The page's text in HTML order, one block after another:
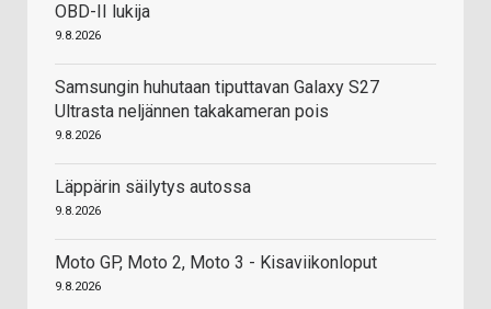
OBD-II lukija
9.8.2026
Samsungin huhutaan tiputtavan Galaxy S27
Ultrasta neljännen takakameran pois
9.8.2026
Läppärin säilytys autossa
9.8.2026
Moto GP, Moto 2, Moto 3 - Kisaviikonloput
9.8.2026